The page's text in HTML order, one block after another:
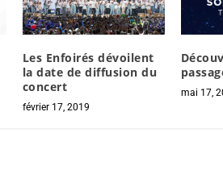
Les Enfoirés dévoilent
la date de diffusion du
concert
février 17, 2019
mai 17,